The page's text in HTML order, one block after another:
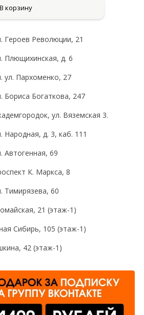
В корзину
Героев Революции, 21
Плющихинская, д. 6
ул. Пархоменко, 27
Бориса Богаткова, 247
ул. Вяземская 3.
Народная, д. 3, каб. 111
Автогенная, 69
К. Маркса, 8
Тимирязева, 60
21 (этаж-1)
Сибирь, 105 (этаж-1)
42 (этаж-1)